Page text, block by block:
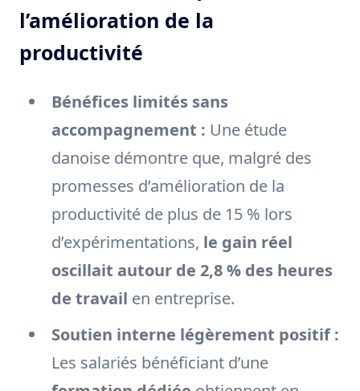
l’amélioration de la
productivité
Bénéfices limités sans
accompagnement : Une étude
danoise démontre que, malgré des
promesses d’amélioration de la
productivité de plus de 15 % lors
d’expérimentations, le gain réel
oscillait autour de 2,8 % des heures
de travail en entreprise.
Soutien interne légèrement positif :
Les salariés bénéficiant d’une